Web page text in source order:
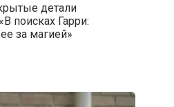
детали
поисках Гарри:
за магией»